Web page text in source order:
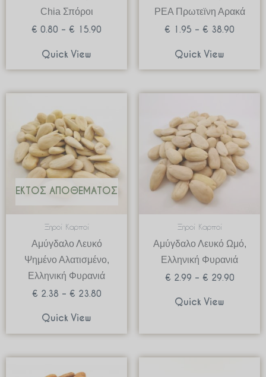
Chia Σπόροι
€ 0.80 – € 15.90
Quick View
PEA Πρωτεϊνη Αρακά
€ 1.95 – € 38.90
Quick View
ΕΚΤΌΣ ΑΠΟΘΈΜΑΤΟΣ
Ξηροί Καρποί
Αμύγδαλο Λευκό
Ψημένο Αλατισμένο,
Ελληνική Φυρανιά
€ 2.38 – € 23.80
through
€ 23.80
Quick View
Ξηροί Καρποί
Αμύγδαλο Λευκό Ωμό,
Ελληνική Φυρανιά
€ 2.99 – € 29.90
€ 2.99
through
€ 29.90
Quick View